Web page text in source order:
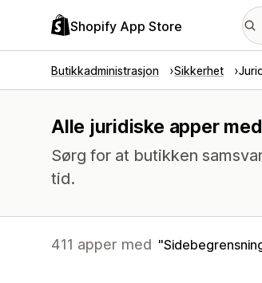
Shopify App Store
Butikkadministrasjon Sikkerhet
Alle juridiske apper
Sørg for at butikken
tid.
411 apper med